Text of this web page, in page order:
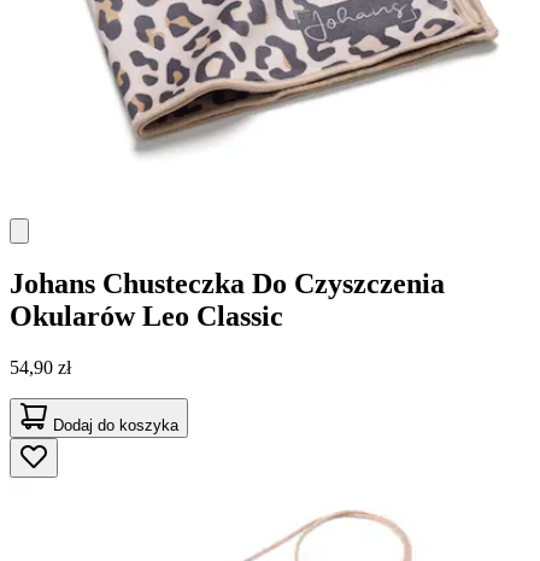
Johans Chusteczka Do Czyszczenia
Okularów Leo Classic
54,90 zł
Dodaj do koszyka